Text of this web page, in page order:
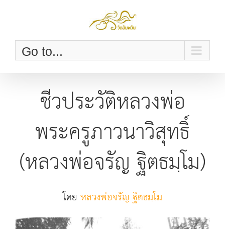
contentGo to...
ชีวประวัติหลวงพ่อ
พระครูภาวนาวิสุทธิ์
(หลวงพ่อจรัญ ฐิตธมฺโม)
โดย หลวงพ่อจรัญ ฐิตธมฺโม